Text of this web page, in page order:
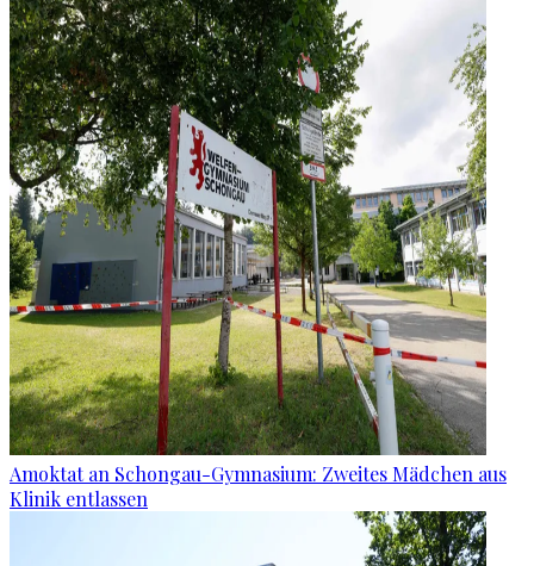
Amoktat an Schongau-Gymnasium: Zweites Mädchen aus
Klinik entlassen